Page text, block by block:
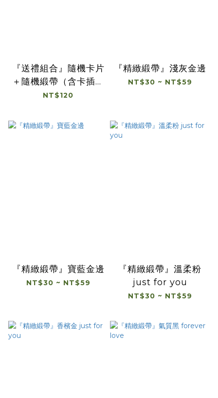
『送禮組合』隨機卡片
＋隨機緞帶（含卡插一
支）
NT$120
『精緻緞帶』淺灰金邊
NT$30 ~ NT$59
『精緻緞帶』寶藍金邊
NT$30 ~ NT$59
『精緻緞帶』溫柔粉
just for you
NT$30 ~ NT$59